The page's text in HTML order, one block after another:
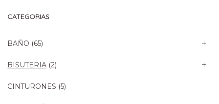
CATEGORIAS
BAÑO (65)
BISUTERIA (2)
CINTURONES (5)